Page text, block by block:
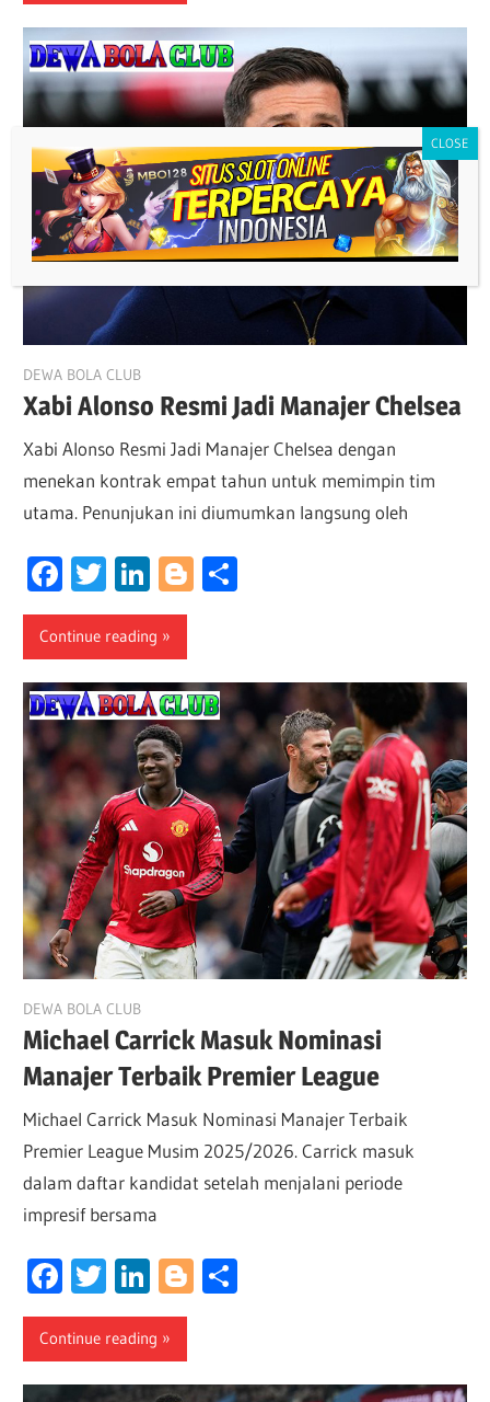
May 17, 2026
DEWA BOLA CLUB
Xabi Alonso Resmi Jadi Manajer Chelsea
Xabi Alonso Resmi Jadi Manajer Chelsea dengan
menekan kontrak empat tahun untuk memimpin tim
utama. Penunjukan ini diumumkan langsung oleh
Facebook
Twitter
LinkedIn
Blogger
Continue reading
May 14, 2026
DEWA BOLA CLUB
Michael Carrick Masuk Nominasi
Manajer Terbaik Premier League
Michael Carrick Masuk Nominasi Manajer Terbaik
Premier League Musim 2025/2026. Carrick masuk
dalam daftar kandidat setelah menjalani periode
impresif bersama
Facebook
Twitter
LinkedIn
Blogger
Continue reading